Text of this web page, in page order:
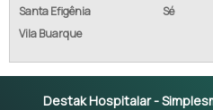
Santa Efigênia
Sé
Vila Buarque
Destak Hospitalar -